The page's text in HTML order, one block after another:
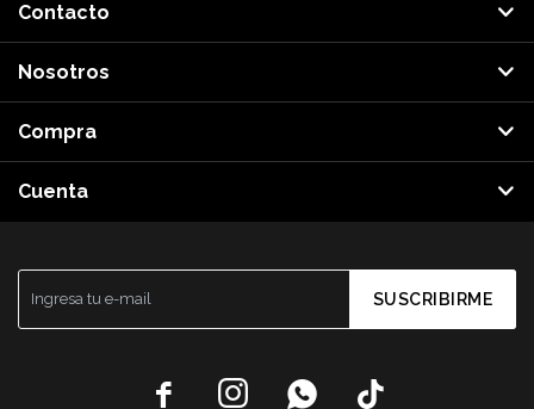
SUSCRIBIRME
   
Contacto
Nosotros
Compra
Cuenta